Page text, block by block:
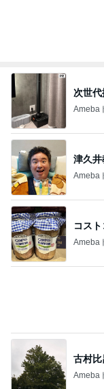
キツくなってきたス
息子
Ameba